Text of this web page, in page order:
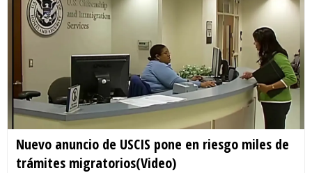
Nuevo anuncio de USCIS pone en riesgo miles de
trámites migratorios(Video)